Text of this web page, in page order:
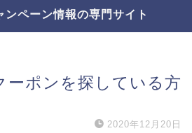
ンペーン情報の専門サイト
ーポンを探している方
2020年12月20日